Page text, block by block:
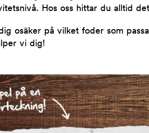
Hos oss hittar du alltid
osäker på vilket foder som
vi dig!